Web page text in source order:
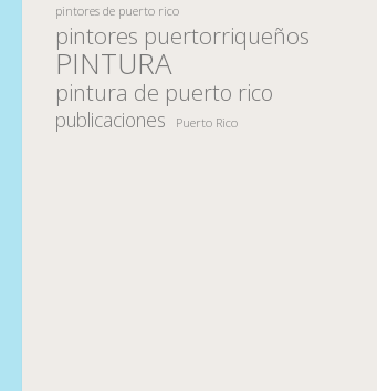
pintores de puerto rico
pintores puertorriqueños
PINTURA
pintura de puerto rico
publicaciones Puerto Rico